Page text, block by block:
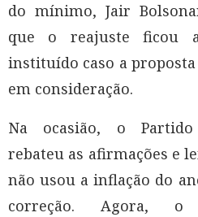
do mínimo, Jair
que o reajuste ficou
instituído caso a
em consideração.
Na ocasião, o Partido
rebateu as afirmações e
não usou a inflação do
correção. Agora, o